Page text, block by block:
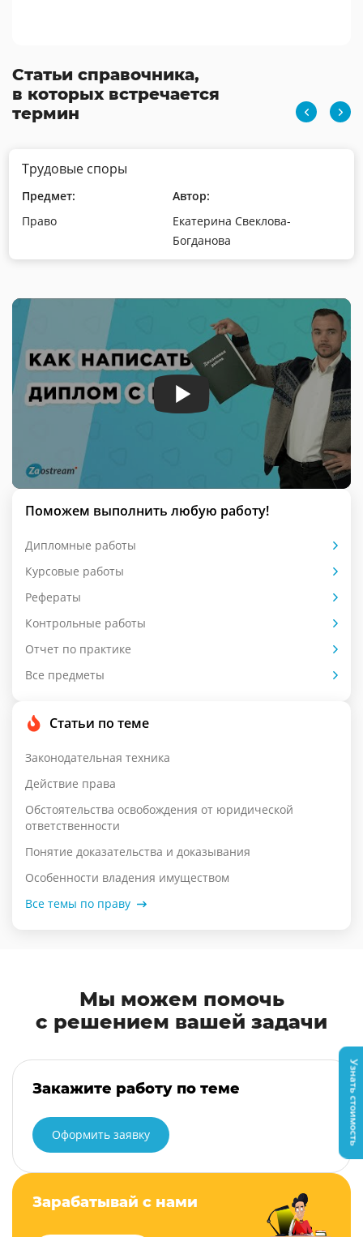
Статьи справочника,
в которых встречается
термин
Трудовые споры
Предмет:
Право
Автор:
Екатерина Свеклова-
Богданова
Поможем выполнить любую работу!
Дипломные работы
Курсовые работы
Рефераты
Контрольные работы
Отчет по практике
Все предметы
Статьи по теме
Законодательная техника
Действие права
Обстоятельства освобождения от юридической
ответственности
Понятие доказательства и доказывания
Особенности владения имуществом
Все темы по праву
Мы можем помочь
с решением вашей задачи
Закажите работу по теме
Оформить заявку
Зарабатывай с нами
Узнать стоимость